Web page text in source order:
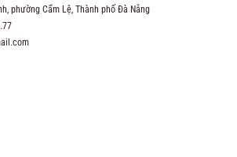
phường Cẩm Lệ, Thành phố Đà Nẵng